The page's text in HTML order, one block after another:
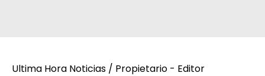
Ultima Hora Noticias / Propietario - Editor